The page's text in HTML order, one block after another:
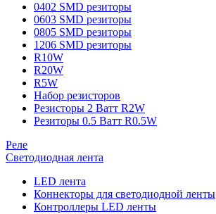
0402 SMD резиторы
0603 SMD резиторы
0805 SMD резиторы
1206 SMD резиторы
R10W
R20W
R5W
Набор резисторов
Резисторы 2 Ватт R2W
Резиторы 0.5 Ватт R0.5W
Реле
Светодиодная лента
LED лента
Коннекторы для светодиодной ленты
Контроллеры LED ленты